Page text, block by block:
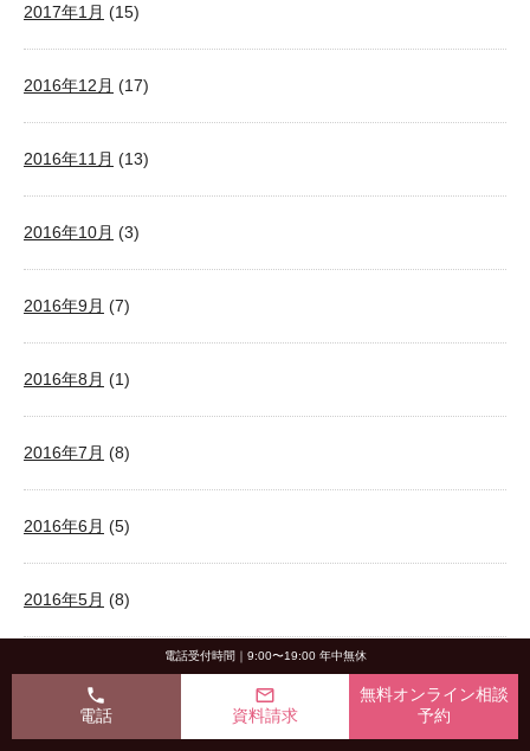
2017年1月 (15)
2016年12月 (17)
2016年11月 (13)
2016年10月 (3)
2016年9月 (7)
2016年8月 (1)
2016年7月 (8)
2016年6月 (5)
2016年5月 (8)
2016年4月(8)
2016年3月(8)
電話受付時間｜9:00〜19:00 年中無休
phone
電話
mail_outline
資料請求
無料オンライン相談
予約